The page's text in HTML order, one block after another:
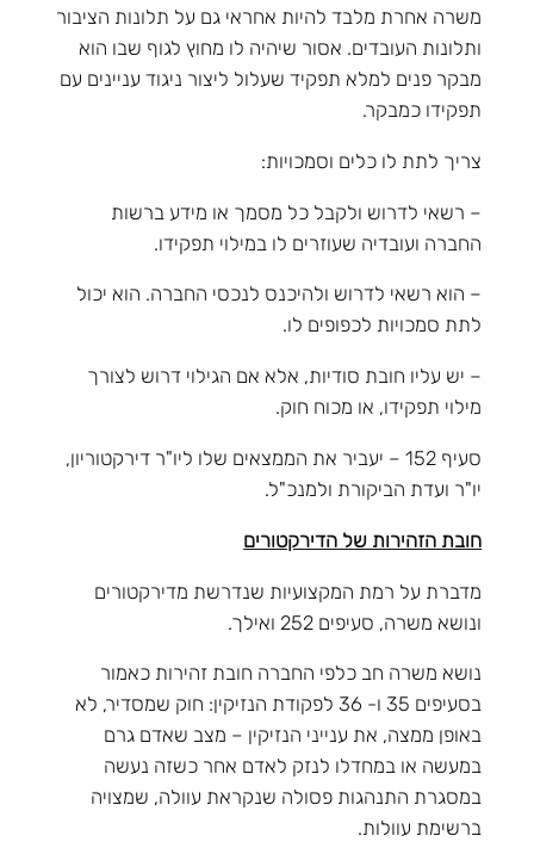
משרה אחרת מלבד להיות אחראי גם על תלונות הציבור
ותלונות העובדים. אסור שיהיה לו מחוץ לגוף שבו הוא
מבקר פנים למלא תפקיד שעלול ליצור ניגוד עניינים עם
תפקידו כמבקר.
צריך לתת לו כלים וסמכויות:
– רשאי לדרוש ולקבל כל מסמך או מידע ברשות
החברה ועובדיה שעוזרים לו במילוי תפקידו.
– הוא רשאי לדרוש ולהיכנס לנכסי החברה. הוא יכול
לתת סמכויות לכפופים לו.
– יש עליו חובת סודיות, אלא אם הגילוי דרוש לצורך
מילוי תפקידו, או מכוח חוק.
סעיף 152 – יעביר את הממצאים שלו ליו"ר דירקטוריון,
יו"ר ועדת הביקורת ולמנכ"ל.
חובת הזהירות של הדירקטורים
מדברת על רמת המקצועיות שנדרשת מדירקטורים
ונושא משרה, סעיפים 252 ואילך.
נושא משרה חב כלפי החברה חובת זהירות כאמור
בסעיפים 35 ו- 36 לפקודת הנזיקין: חוק שמסדיר, לא
באופן ממצה, את ענייני הנזיקין – מצב שאדם גרם
במעשה או במחדלו לנזק לאדם אחר כשזה נעשה
במסגרת התנהגות פסולה שנקראת עוולה, שמצויה
ברשימת עוולות.